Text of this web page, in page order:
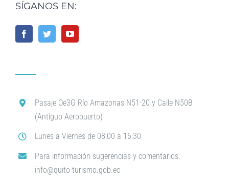
SÍGANOS EN:
Pasaje Oe3G Río Amazonas N51-20 y Calle N50B
(Antiguo Aeropuerto)
Lunes a Viernes de 08:00 a 16:30
Para información sugerencias y comentarios:
info@quito-turismo.gob.ec